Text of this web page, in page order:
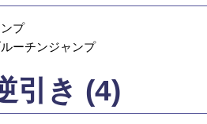
プ
ーチンジャンプ
引き (4)